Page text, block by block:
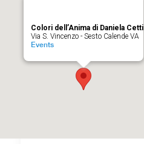
Colori dell’Anima di Daniela Cetti
Via S. Vincenzo - Sesto Calende VA
Events